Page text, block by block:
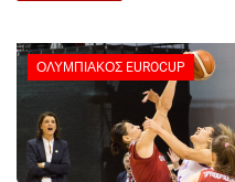
ΟΛΥΜΠΙΑΚΌΣ EUROCUP